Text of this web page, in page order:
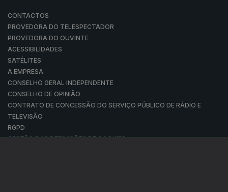
CONTACTOS
PROVEDORA DO TELESPECTADOR
PROVEDORA DO OUVINTE
ACESSIBILIDADES
SATÉLITES
A EMPRESA
CONSELHO GERAL INDEPENDENTE
CONSELHO DE OPINIÃO
CONTRATO DE CONCESSÃO DO SERVIÇO PÚBLICO DE RÁDIO E
TELEVISÃO
RGPD
GESTÃO DAS DEFINIÇÕES DE COOKIES